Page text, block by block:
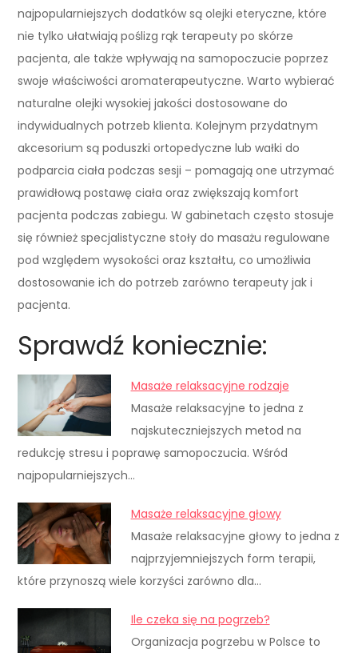
najpopularniejszych dodatków są olejki eteryczne, które
nie tylko ułatwiają poślizg rąk terapeuty po skórze
pacjenta, ale także wpływają na samopoczucie poprzez
swoje właściwości aromaterapeutyczne. Warto wybierać
naturalne olejki wysokiej jakości dostosowane do
indywidualnych potrzeb klienta. Kolejnym przydatnym
akcesorium są poduszki ortopedyczne lub wałki do
podparcia ciała podczas sesji – pomagają one utrzymać
prawidłową postawę ciała oraz zwiększają komfort
pacjenta podczas zabiegu. W gabinetach często stosuje
się również specjalistyczne stoły do masażu regulowane
pod względem wysokości oraz kształtu, co umożliwia
dostosowanie ich do potrzeb zarówno terapeuty jak i
pacjenta.
Sprawdź koniecznie:
Masaże relaksacyjne rodzaje
Masaże relaksacyjne to jedna z
najskuteczniejszych metod na
redukcję stresu i poprawę samopoczucia. Wśród
najpopularniejszych…
Masaże relaksacyjne głowy
Masaże relaksacyjne głowy to jedna z
najprzyjemniejszych form terapii,
które przynoszą wiele korzyści zarówno dla…
Ile czeka się na pogrzeb?
Organizacja pogrzebu w Polsce to